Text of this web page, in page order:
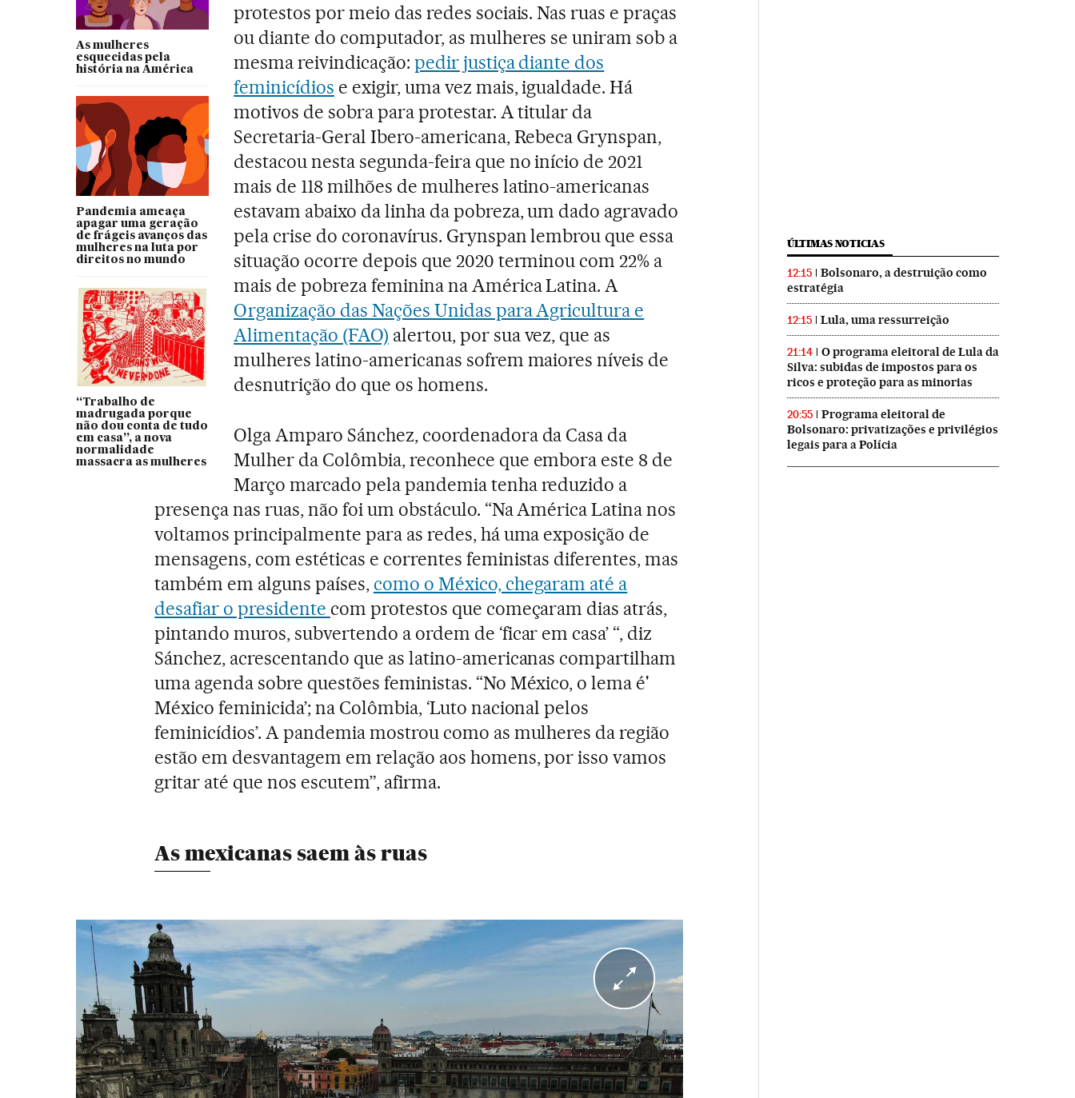
As mulheres
esquecidas pela
história na América
Pandemia ameaça
apagar uma geração
de frágeis avanços das
mulheres na luta por
direitos no mundo
“Trabalho de
madrugada porque
não dou conta de tudo
em casa”, a nova
normalidade
massacra as mulheres
protestos por meio das redes sociais. Nas ruas e praças
ou diante do computador, as mulheres se uniram sob a
mesma reivindicação: pedir justiça diante dos
feminicídios e exigir, uma vez mais, igualdade. Há
motivos de sobra para protestar. A titular da
Secretaria-Geral Ibero-americana, Rebeca Grynspan,
destacou nesta segunda-feira que no início de 2021
mais de 118 milhões de mulheres latino-americanas
estavam abaixo da linha da pobreza, um dado agravado
pela crise do coronavírus. Grynspan lembrou que essa
situação ocorre depois que 2020 terminou com 22% a
mais de pobreza feminina na América Latina. A
Organização das Nações Unidas para Agricultura e
Alimentação (FAO) alertou, por sua vez, que as
mulheres latino-americanas sofrem maiores níveis de
desnutrição do que os homens.
Olga Amparo Sánchez, coordenadora da Casa da
Mulher da Colômbia, reconhece que embora este 8 de
Março marcado pela pandemia tenha reduzido a
presença nas ruas, não foi um obstáculo. “Na América Latina nos
voltamos principalmente para as redes, há uma exposição de
mensagens, com estéticas e correntes feministas diferentes, mas
também em alguns países, como o México, chegaram até a
desafiar o presidente com protestos que começaram dias atrás,
pintando muros, subvertendo a ordem de ‘ficar em casa’ “, diz
Sánchez, acrescentando que as latino-americanas compartilham
uma agenda sobre questões feministas. “No México, o lema é'
México feminicida’; na Colômbia, ‘Luto nacional pelos
feminicídios’. A pandemia mostrou como as mulheres da região
estão em desvantagem em relação aos homens, por isso vamos
gritar até que nos escutem”, afirma.
As mexicanas saem às ruas
ÚLTIMAS NOTICIAS
12:15
Bolsonaro, a destruição como
estratégia
12:15 Lula, uma ressurreição
21:14
O programa eleitoral de Lula da
Silva: subidas de impostos para os
ricos e proteção para as minorias
20:55
Programa eleitoral de
Bolsonaro: privatizações e privilégios
legais para a Polícia